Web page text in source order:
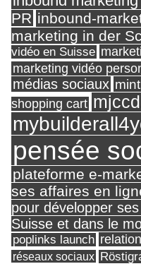
PR inbound-
marketing in der
vidéo en Suisse
marketing vidéo
médias sociaux
shopping cart
pensée
plateforme e-
ses affaires en
pour développer
Suisse et dans le
poplinks launch
réseaux sociaux